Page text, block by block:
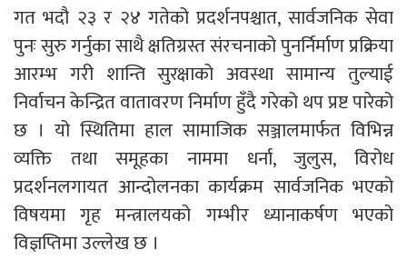
गत भदौ २३ र २४ गतेको प्रदर्शनपश्चात, सार्वजनिक सेवा
पुनः सुरु गर्नुका साथै क्षतिग्रस्त संरचनाको पुनर्निर्माण प्रक्रिया
आरम्भ गरी शान्ति सुरक्षाको अवस्था सामान्य तुल्याई
निर्वाचन केन्द्रित वातावरण निर्माण हुँदै गरेको थप प्रष्ट पारेको
छ । यो स्थितिमा हाल सामाजिक सञ्जालमार्फत विभिन्न
व्यक्ति तथा समूहका नाममा धर्ना, जुलुस, विरोध
प्रदर्शनलगायत आन्दोलनका कार्यक्रम सार्वजनिक भएको
विषयमा गृह मन्त्रालयको गम्भीर ध्यानाकर्षण भएको
विज्ञप्तिमा उल्लेख छ ।